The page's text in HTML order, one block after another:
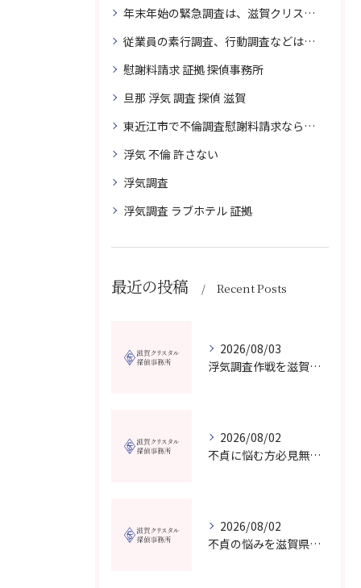
年末年始の緊急調査は、滋賀クリスタル探偵事務所へご相談
従業員の素行調査、行動調査などは、滋賀クリスタル探偵事務所へまずは、ご相談
慰謝料請求 証拠 探偵事務所
旦那 浮気 調査 探偵 滋賀
東近江市で不倫調査慰謝料請求なら滋賀クリスタル探偵事務所へご相談
浮気 不倫 許さない
浮気調査
浮気調査 ラブホテル 証拠
最近の投稿 Recent Posts
2026/08/03
浮気調査作戦を滋賀県で成功させる費用と証拠収集の実践ガイド
2026/08/02
不貞に悩む方必見無料相談対応の探偵事務所は滋賀県高島市でどう選ぶべきか
2026/08/02
不貞の悩みを滋賀県大津市の探偵事務所で無料相談し納得できる解決策を見つける方法